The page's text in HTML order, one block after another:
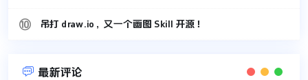
吊打 draw.io，又一个画图 Skill 开源！
 最新评论